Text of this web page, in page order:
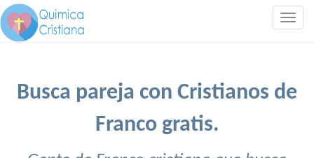
Busca pareja con Cristianos de
Franco gratis.